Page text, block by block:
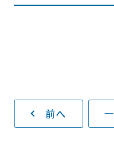
プライバシーポ
前へ